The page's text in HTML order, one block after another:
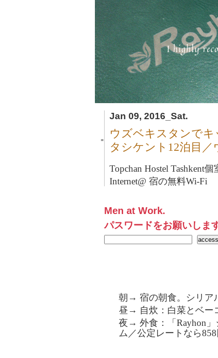
Jan 09, 2016_Sat.
■
ウズベキスタンで
タシケント12泊目
Topchan Hostel Tashkent個
Internet@ 宿の無料Wi-Fi
Men at Work.
パスワードをお願いしま
朝→ 宿の朝食。シリア
昼→ 自炊：白菜とベー
夜→ 外食：「Rayhon」
ム／公定レートなら